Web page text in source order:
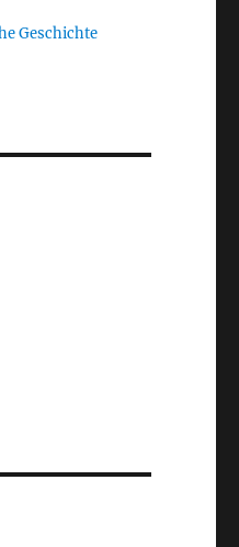
Geschichte